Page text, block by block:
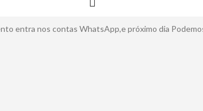
entra nos contas WhatsApp,e próximo dia